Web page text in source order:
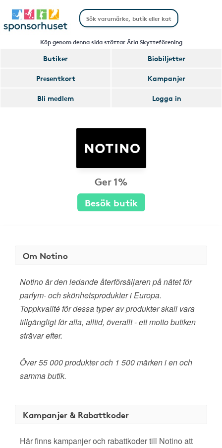
Köp genom denna sida stöttar Ärla Skytteförening
Butiker
Biobiljetter
Presentkort
Kampanjer
Bli medlem
Logga in
Ger 1%
Besök butik
Om Notino
Notino är den ledande återförsäljaren på nätet för
parfym- och skönhetsprodukter i Europa.
Toppkvalité för dessa typer av produkter skall vara
tillgängligt för alla, alltid, överallt - ett motto butiken
strävar efter.
Över 55 000 produkter och 1 500 märken i en och
samma butik.
Kampanjer & Rabattkoder
Här finns kampanjer och rabattkoder till Notino att